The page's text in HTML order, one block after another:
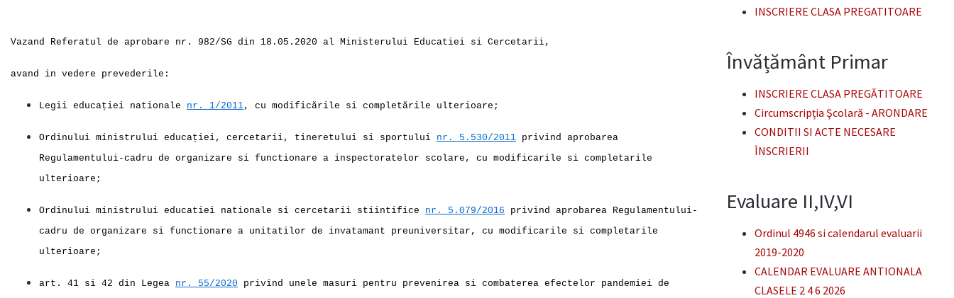
Vazand Referatul de aprobare nr. 982/SG din 18.05.2020 al Ministerului Educatiei si Cercetarii,
avand in vedere prevederile:
Legii educației nationale nr. 1/2011, cu modificările si completările ulterioare;
Ordinului ministrului educației, cercetarii, tineretului si sportului nr. 5.530/2011 privind aprobarea
Regulamentului-cadru de organizare si functionare a inspectoratelor scolare, cu modificarile si completarile
ulterioare;
Ordinului ministrului educatiei nationale si cercetarii stiintifice nr. 5.079/2016
privind aprobarea Regulamentului-
cadru de organizare si functionare a unitatilor de invatamant preuniversitar, cu modificarile si completarile
ulterioare;
art. 41 si 42 din Legea nr. 55/2020
privind unele masuri pentru prevenirea si combaterea efectelor pandemiei de
INSCRIERE CLASA PREGATITOARE
Învățământ Primar
INSCRIERE CLASA PREGĂTITOARE
Circumscripția Şcolară - ARONDARE
CONDITII SI ACTE NECESARE
ÎNSCRIERII
Evaluare II,IV,VI
Ordinul 4946 si calendarul evaluarii
2019-2020
CALENDAR EVALUARE ANTIONALA
CLASELE 2 4 6 2026